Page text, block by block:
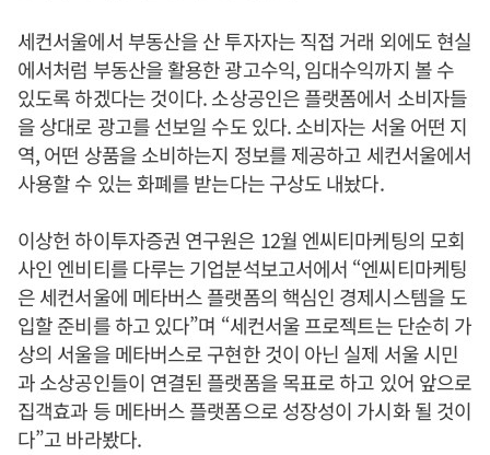
세컨서울에서 부동산을 산 투자자는 직접 거래 외에도 현실
에서처럼 부동산을 활용한 광고수익, 임대수익까지 볼 수
있도록 하겠다는 것이다. 소상공인은 플랫폼에서 소비자들
을 상대로 광고를 선보일 수도 있다. 소비자는 서울 어떤 지
역, 어떤 상품을 소비하는지 정보를 제공하고 세컨서울에서
사용할 수 있는 화폐를 받는다는 구상도 내놨다.
이상헌 하이투자증권 연구원은 12월 엔씨티마케팅의 모회
사인 엔비티를 다루는 기업분석보고서에서 “엔씨티마케팅
은 세컨서울에 메타버스 플랫폼의 핵심인 경제시스템을 도
입할 준비를 하고 있다”며 “세컨서울 프로젝트는 단순히 가
상의 서울을 메타버스로 구현한 것이 아닌 실제 서울 시민
과 소상공인들이 연결된 플랫폼을 목표로 하고 있어 앞으로
집객효과 등 메타버스 플랫폼으로 성장성이 가시화 될 것이
다”고 바라봤다.